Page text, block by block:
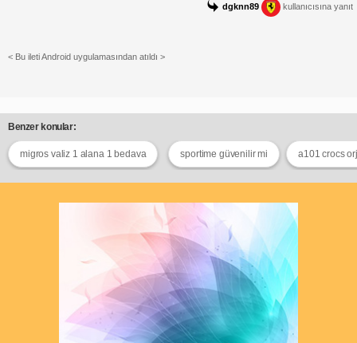
dgknn89 kullanıcısına yanıt
< Bu ileti Android uygulamasından atıldı >
Benzer konular:
migros valiz 1 alana 1 bedava sportime güvenilir mi a101 crocs